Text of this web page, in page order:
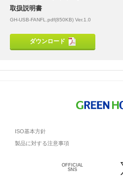
取扱説明書
GH-USB-FANFL.pdf(850KB) Ver.1.0
ダウンロード
ISO基本方針
製品に対する注意事項
OFFICIAL
SNS